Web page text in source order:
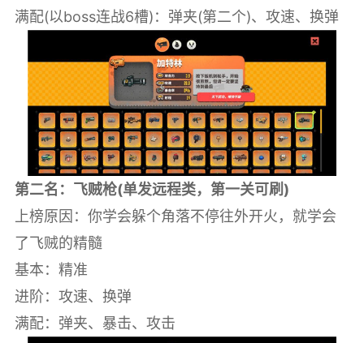
满配(以boss连战6槽)：弹夹(第二个)、攻速、换弹
第二名：飞贼枪(单发远程类，第一关可刷)
上榜原因：你学会躲个角落不停往外开火，就学会
了飞贼的精髓
基本：精准
进阶：攻速、换弹
满配：弹夹、暴击、攻击